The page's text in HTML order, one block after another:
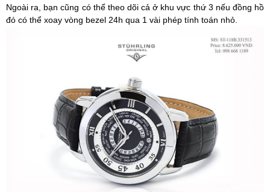
Ngoài ra, bạn cũng có thể theo dõi cả ở khu vực thứ 3 nếu đồng hồ
đó có thể xoay vòng bezel 24h qua 1 vài phép tính toán nhỏ.